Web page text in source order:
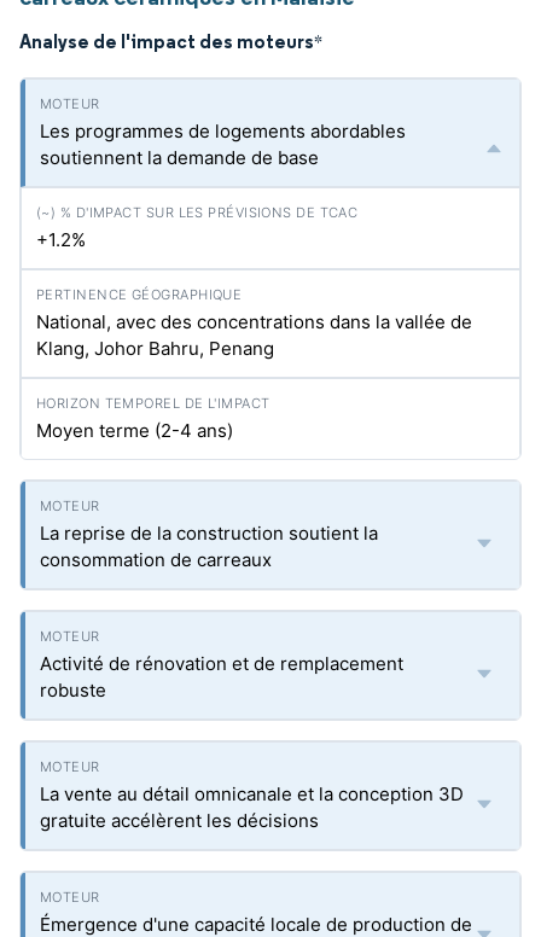
Analyse de l'impact des moteurs*
Les programmes de logements abordables
soutiennent la demande de base
+1.2%
National, avec des concentrations dans la vallée de
Klang, Johor Bahru, Penang
Moyen terme (2-4 ans)
La reprise de la construction soutient la
consommation de carreaux
Activité de rénovation et de remplacement
robuste
La vente au détail omnicanale et la conception 3D
gratuite accélèrent les décisions
Émergence d'une capacité locale de production de